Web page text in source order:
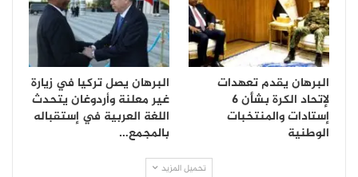
البرهان يقدم تعهدات
لإتحاد الكرة بشأن 6
إستادات والمنتخبات
الوطنية
البرهان يصل تركيا في زيارة
غير معلنة وأردوغان يتحدث
اللغة العربية في إستقباله
بالمجمع…
تحميل المزيد